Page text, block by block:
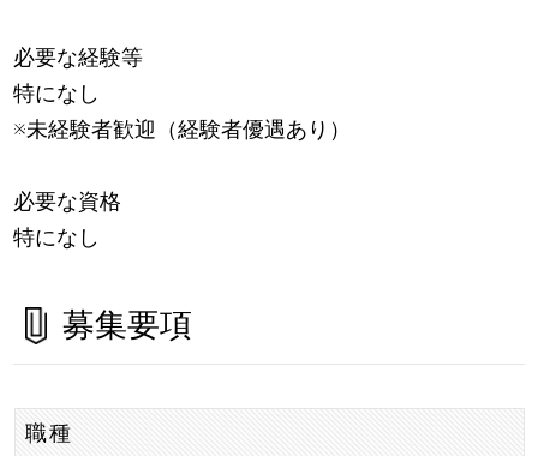
必要な経験等
特になし
※未経験者歓迎（経験者優遇あり）
必要な資格
特になし
募集要項
職種